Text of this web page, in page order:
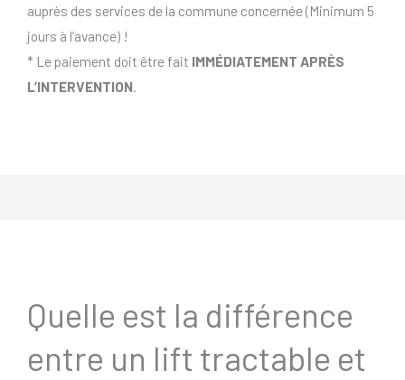
auprès des services de la commune concernée (Minimum 5
jours à l’avance) !
* Le paiement doit être fait IMMÉDIATEMENT APRÈS
L’INTERVENTION
Quelle est la différence
entre un lift tractable et